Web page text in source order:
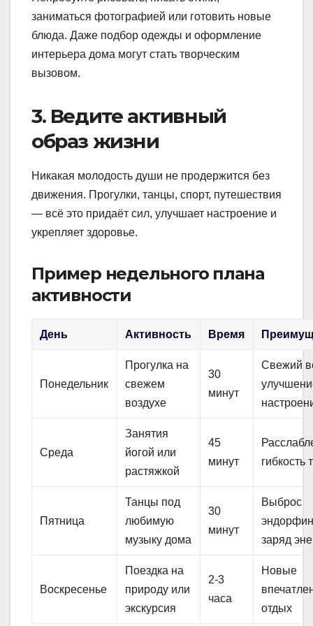
заниматься фотографией или готовить новые
блюда. Даже подбор одежды и оформление
интерьера дома могут стать творческим
вызовом.
3. Ведите активный
образ жизни
Никакая молодость души не продержится без
движения. Прогулки, танцы, спорт, путешествия
— всё это придаёт сил, улучшает настроение и
укрепляет здоровье.
Пример недельного плана
активности
День Активность Время
Понедельник
Прогулка на
свежем
воздухе
30
минут
Свежий
Среда
Занятия
йогой или
растяжкой
45
минут
гибкость
Пятница
Танцы под
любимую
музыку дома
30
минут
Выброс
заряд
Воскресенье
Поездка на
природу или
экскурсия
2-3
часа
Новые
отдых